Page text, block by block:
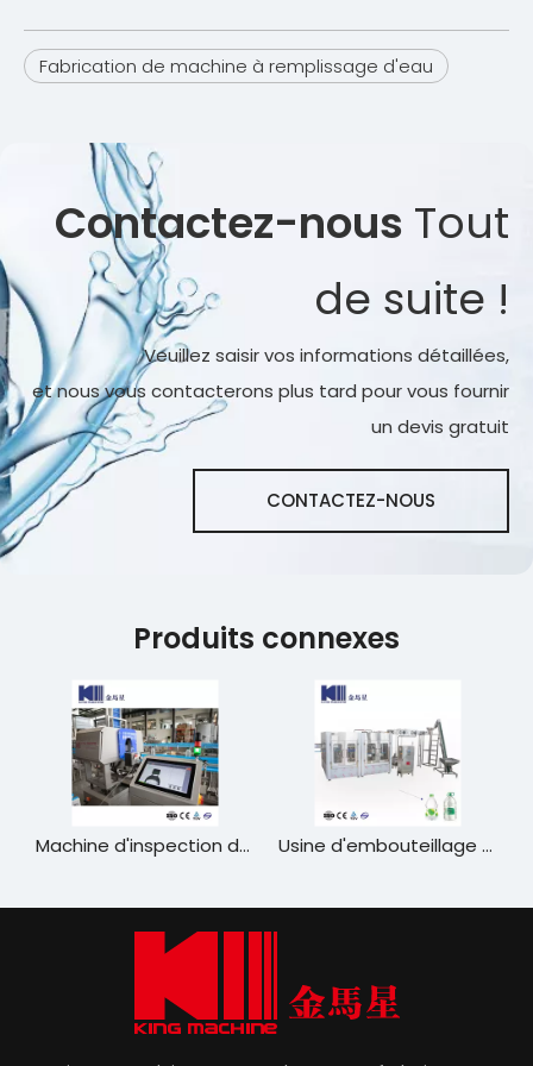
Fabrication de machine à remplissage d'eau
Contactez-nous Tout
de suite !
Veuillez saisir vos informations détaillées,
et nous vous contacterons plus tard pour vous fournir
un devis gratuit
CONTACTEZ-NOUS
Produits connexes
Machine d'inspection de qualité automatique complète Usine d'embouteillage en eau potable à haute efficacité - Ligne de remplissage de bouteille de compagnie de grande capacité de 400 à 800 mb